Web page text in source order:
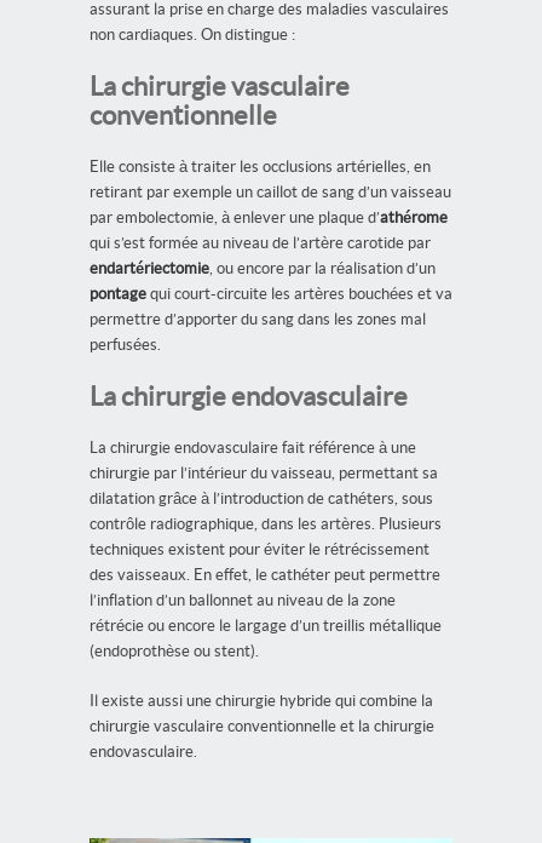
assurant la prise en charge des maladies vasculaires
non cardiaques. On distingue :
La chirurgie vasculaire
conventionnelle
Elle consiste à traiter les occlusions artérielles, en
retirant par exemple un caillot de sang d’un vaisseau
par embolectomie, à enlever une plaque d’athérome
qui s’est formée au niveau de l’artère carotide par
endartériectomie, ou encore par la réalisation d’un
pontage qui court-circuite les artères bouchées et va
permettre d’apporter du sang dans les zones mal
perfusées.
La chirurgie endovasculaire
La chirurgie endovasculaire fait référence à une
chirurgie par l’intérieur du vaisseau, permettant sa
dilatation grâce à l’introduction de cathéters, sous
contrôle radiographique, dans les artères. Plusieurs
techniques existent pour éviter le rétrécissement
des vaisseaux. En effet, le cathéter peut permettre
l’inflation d’un ballonnet au niveau de la zone
rétrécie ou encore le largage d’un treillis métallique
(endoprothèse ou stent).
Il existe aussi une chirurgie hybride qui combine la
chirurgie vasculaire conventionnelle et la chirurgie
endovasculaire.